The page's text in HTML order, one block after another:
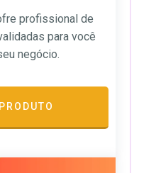
profissional de
para você
negócio.